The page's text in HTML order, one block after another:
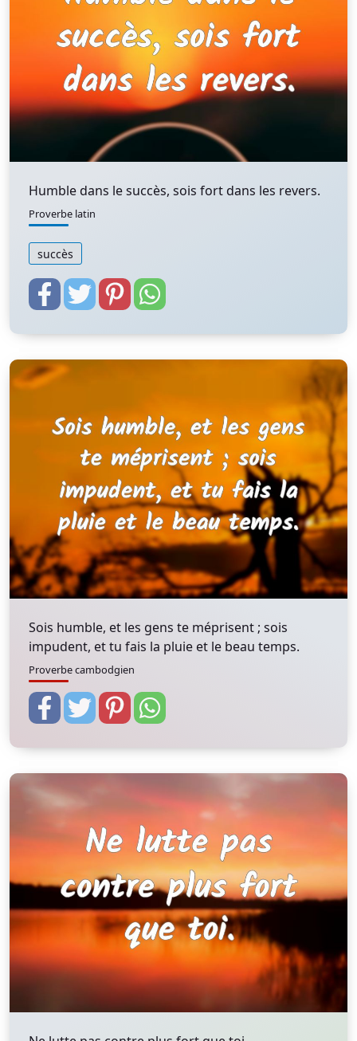
Humble dans le succès, sois fort dans les revers.
Proverbe latin
succès
Sois humble, et les gens te méprisent ; sois
impudent, et tu fais la pluie et le beau temps.
Proverbe cambodgien